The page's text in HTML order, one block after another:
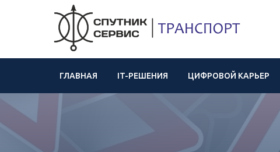
ГЛАВНАЯ IT-РЕШЕНИЯ ЦИФРОВОЙ КАРЬЕР